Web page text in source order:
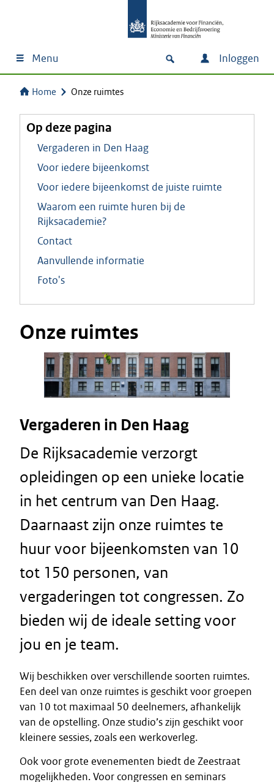
Menu Inloggen
Home Onze ruimtes
Op deze pagina
Vergaderen in Den Haag
Voor iedere bijeenkomst
Voor iedere bijeenkomst de juiste ruimte
Waarom een ruimte huren bij de
Rijksacademie?
Contact
Aanvullende informatie
Foto's
Onze ruimtes
Vergaderen in Den Haag
De Rijksacademie verzorgt
opleidingen op een unieke locatie
in het centrum van Den Haag.
Daarnaast zijn onze ruimtes te
huur voor bijeenkomsten van 10
tot 150 personen, van
vergaderingen tot congressen. Zo
bieden wij de ideale setting voor
jou en je team.
Wij beschikken over verschillende soorten ruimtes.
Een deel van onze ruimtes is geschikt voor groepen
van 10 tot maximaal 50 deelnemers, afhankelijk
van de opstelling. Onze studio’s zijn geschikt voor
kleinere sessies, zoals een werkoverleg.
Ook voor grote evenementen biedt de Zeestraat
mogelijkheden. Voor congressen en seminars